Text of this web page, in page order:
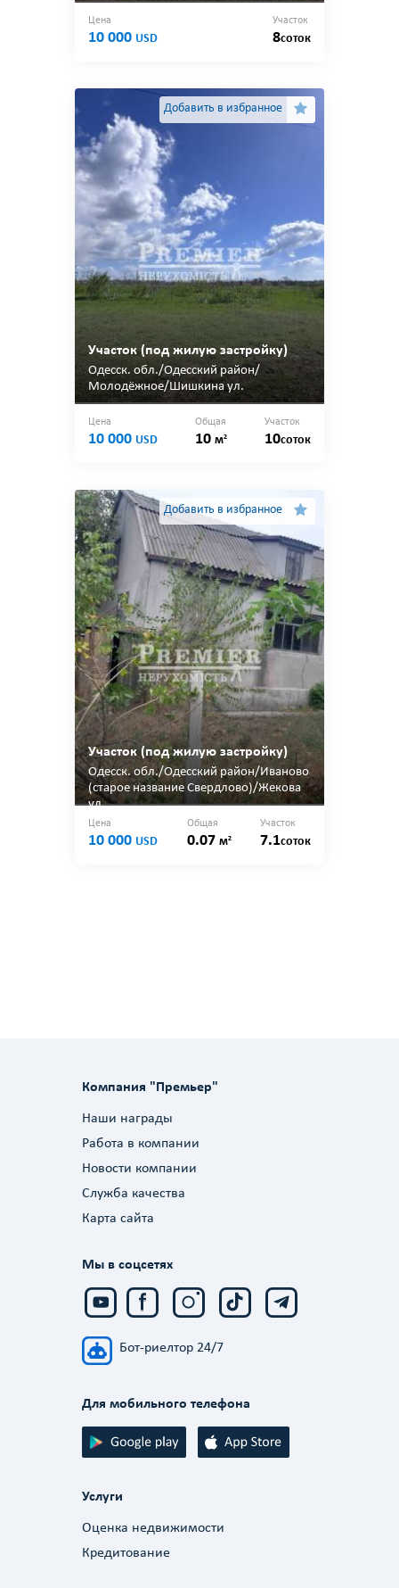
Цена
10 000 USD
Участок
8соток
Добавить в избранное
Участок (под жилую застройку)
Одесcк. обл./Одесский район/
Молодёжное/Шишкина ул.
Цена
10 000 USD
Общая
10 м2
Участок
10соток
Добавить в избранное
Участок (под жилую застройку)
Одесcк. обл./Одесский район/Иваново
(старое название Свердлово)/Жекова
ул.
Цена
10 000 USD
Общая
0.07 м2
Участок
7.1соток
Компания "Премьер"
Наши награды
Работа в компании
Новости компании
Служба качества
Карта сайта
Мы в соцсетях
Бот-риелтор 24/7
Для мобильного телефона
Услуги
Оценка недвижимости
Кредитование